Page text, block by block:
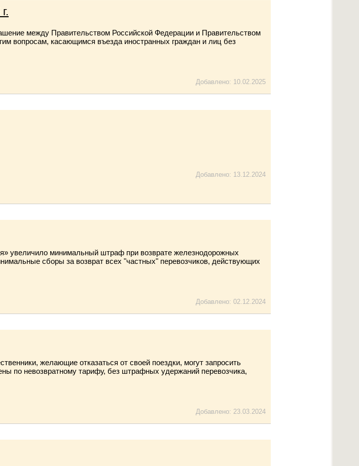
между Правительством Российской Федерации и Правительством
вопросам, касающимся въезда иностранных граждан и лиц без
Добавлено: 10.02.2025
Добавлено: 13.12.2024
увеличило минимальный штраф при возврате железнодорожных
сборы за возврат всех "частных" перевозчиков, действующих
Добавлено: 02.12.2024
желающие отказаться от своей поездки, могут запросить
по невозвратному тарифу, без штрафных удержаний перевозчика,
Добавлено: 23.03.2024